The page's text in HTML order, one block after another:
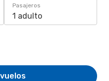
Pasajeros
1 adulto